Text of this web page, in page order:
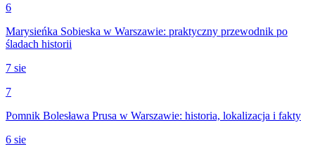
6
Marysieńka Sobieska w Warszawie: praktyczny przewodnik po
śladach historii
7 sie
7
Pomnik Bolesława Prusa w Warszawie: historia, lokalizacja i fakty
6 sie